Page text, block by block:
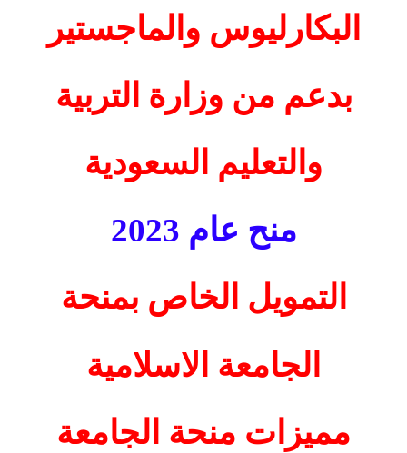
البكارليوس والماجستير
بدعم من وزارة التربية
والتعليم السعودية
منح عام 2023
التمويل الخاص بمنحة
الجامعة الاسلامية
مميزات منحة الجامعة